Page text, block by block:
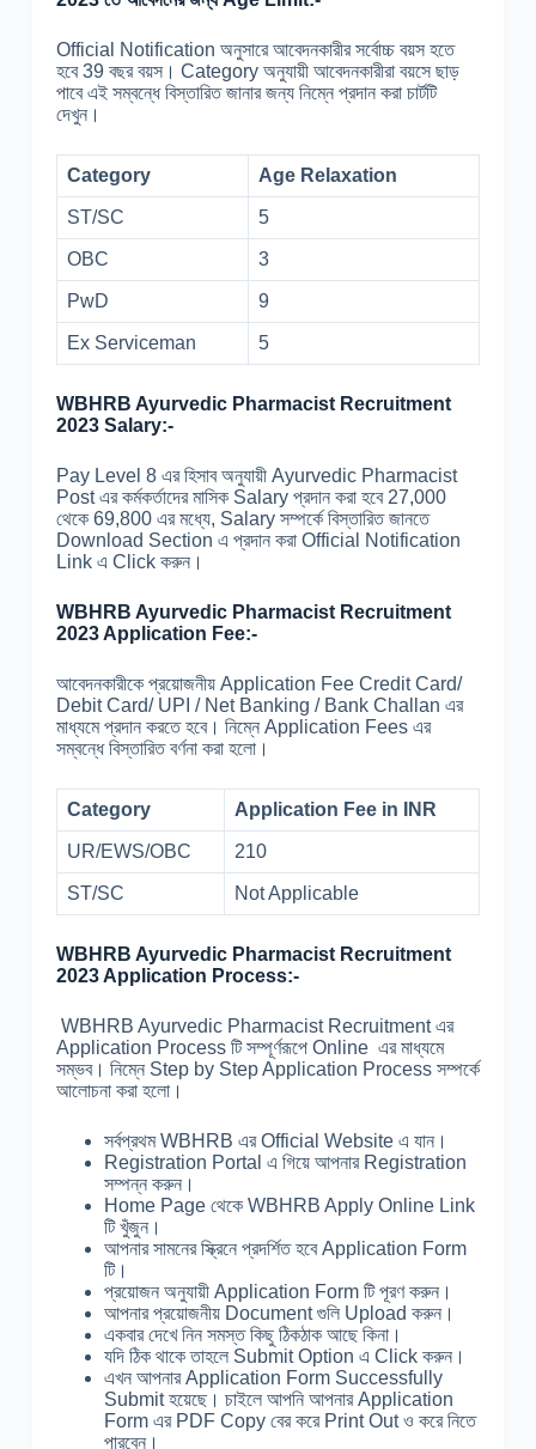
Official Notification অনুসারে আবেদনকারীর সর্বোচ্চ বয়স হতে
হবে 39 বছর বয়স। Category অনুযায়ী আবেদনকারীরা বয়সে ছাড়
পাবে এই সম্বন্ধে বিস্তারিত জানার জন্য নিম্নে প্রদান করা চার্টটি
দেখুন।
Category Age Relaxation
ST/SC 5
OBC 3
PwD 9
Ex Serviceman 5
WBHRB Ayurvedic Pharmacist Recruitment
2023 Salary:-
Pay Level 8 এর হিসাব অনুযায়ী Ayurvedic Pharmacist
Post এর কর্মকর্তাদের মাসিক Salary প্রদান করা হবে 27,000
থেকে 69,800 এর মধ্যে, Salary সম্পর্কে বিস্তারিত জানতে
Download Section এ প্রদান করা Official Notification
Link এ Click করুন।
WBHRB Ayurvedic Pharmacist Recruitment
2023 Application Fee:-
আবেদনকারীকে প্রয়োজনীয় Application Fee Credit Card/
Debit Card/ UPI / Net Banking / Bank Challan এর
মাধ্যমে প্রদান করতে হবে। নিম্নে Application Fees এর
সম্বন্ধে বিস্তারিত বর্ণনা করা হলো।
Category Application Fee in INR
UR/EWS/OBC 210
ST/SC Not Applicable
WBHRB Ayurvedic Pharmacist Recruitment
2023 Application Process:-
WBHRB Ayurvedic Pharmacist Recruitment এর
Application Process টি সম্পূর্ণরূপে Online এর মাধ্যমে
সম্ভব। নিম্নে Step by Step Application Process সম্পর্কে
আলোচনা করা হলো।
সর্বপ্রথম WBHRB এর Official Website এ যান।
Registration Portal এ গিয়ে আপনার Registration
সম্পন্ন করুন।
Home Page থেকে WBHRB Apply Online Link
টি খুঁজুন।
আপনার সামনের স্ক্রিনে প্রদর্শিত হবে Application Form
টি।
প্রয়োজন অনুযায়ী Application Form টি পূরণ করুন।
আপনার প্রয়োজনীয় Document গুলি Upload করুন।
একবার দেখে নিন সমস্ত কিছু ঠিকঠাক আছে কিনা।
যদি ঠিক থাকে তাহলে Submit Option এ Click করুন।
এখন আপনার Application Form Successfully
Submit হয়েছে। চাইলে আপনি আপনার Application
Form এর PDF Copy বের করে Print Out ও করে নিতে
পারবেন।